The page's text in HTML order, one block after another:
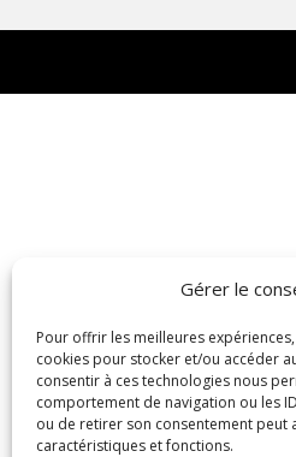
Gérer le
Pour offrir les meilleures
cookies pour stocker et/ou accéder
consentir à ces technologies nous
comportement de navigation ou les
ou de retirer son consentement peut
caractéristiques et fonctions.